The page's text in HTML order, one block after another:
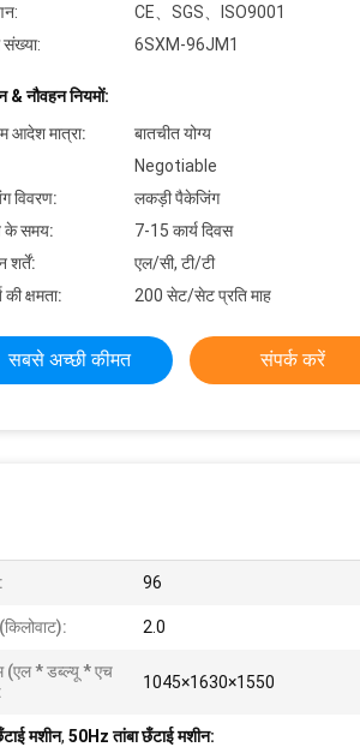
CE、SGS、ISO9001
6SXM-96JM1
& नौवहन नियमों:
आदेश मात्रा:
बातचीत योग्य
Negotiable
विवरण:
लकड़ी पैकेजिंग
के समय:
7-15 कार्य दिवस
शर्तें:
एल/सी, टी/टी
की क्षमता:
200 सेट/सेट प्रति माह
सबसे अच्छी कीमत संपर्क करें
96
2.0
(एल * डब्ल्यू * एच
1045×1630×1550
मशीन, 50Hz तांबा छँटाई मशीन: